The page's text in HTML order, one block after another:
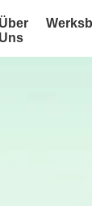
Über
Uns